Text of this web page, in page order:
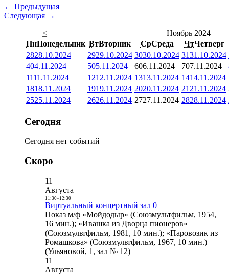
← Предыдущая
Следующая →
<
Ноябрь 2024
ПнПонедельник ВтВторник СрСреда ЧтЧетверг
2828.10.2024 2929.10.2024 3030.10.2024 3131.10.2024
404.11.2024 505.11.2024 606.11.2024 707.11.2024
1111.11.2024 1212.11.2024 1313.11.2024 1414.11.2024
1818.11.2024 1919.11.2024 2020.11.2024 21 21.11.2024
2525.11.2024 2626.11.2024 2727.11.2024 2828.11.2024
Сегодня
Сегодня нет событий
Скоро
11
Августа
11:30- 12:30
Виртуальный концертный зал 0+
Показ м/ф «Мойдодыр» (Союзмультфильм, 1954,
16 мин.); «Ивашка из Дворца пионеров»
(Союзмультфильм, 1981, 10 мин.); «Паровозик из
Ромашкова» (Союзмультфильм, 1967, 10 мин.)
(Ульяновой, 1, зал № 12)
11
Августа